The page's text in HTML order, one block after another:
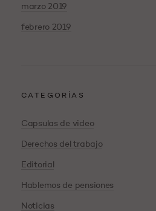
marzo 2019
febrero 2019
CATEGORÍAS
Capsulas de video
Derechos del trabajo
Editorial
Hablemos de pensiones
Noticias